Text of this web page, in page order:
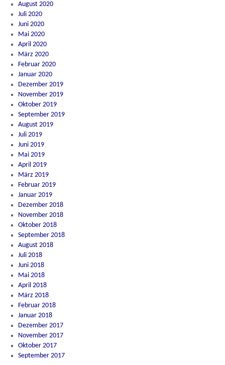
August 2020
Juli 2020
Juni 2020
Mai 2020
April 2020
März 2020
Februar 2020
Januar 2020
Dezember 2019
November 2019
Oktober 2019
September 2019
August 2019
Juli 2019
Juni 2019
Mai 2019
April 2019
März 2019
Februar 2019
Januar 2019
Dezember 2018
November 2018
Oktober 2018
September 2018
August 2018
Juli 2018
Juni 2018
Mai 2018
April 2018
März 2018
Februar 2018
Januar 2018
Dezember 2017
November 2017
Oktober 2017
September 2017